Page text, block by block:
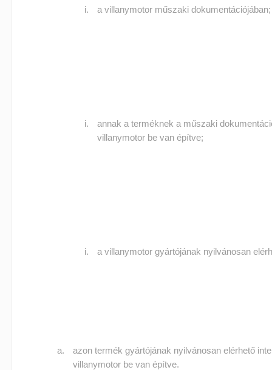
a villanymotor műszaki dokumentációjában;
annak a terméknek a műszaki
villanymotor be van építve;
a villanymotor gyártójának nyilvánosan
azon termék gyártójának nyilvánosan elérhető
villanymotor be van építve.